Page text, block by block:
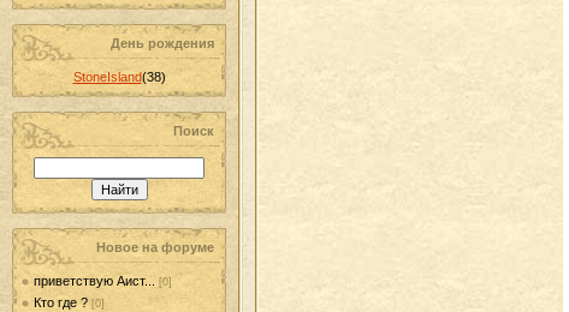
День рождения
StoneIsland(38)
Поиск
Новое на форуме
приветствую Аист... [0]
Кто где ? [0]